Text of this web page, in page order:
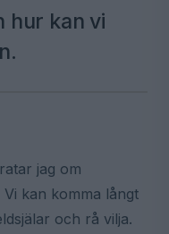
hur kan vi
jag om
Vi kan komma långt
och rå vilja.